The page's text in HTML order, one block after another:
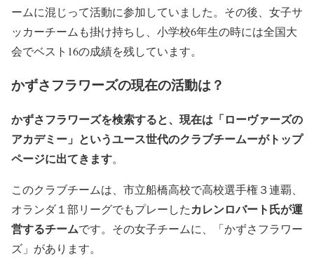
ームに混じって活動に参加していました。その後、女子サ
ッカーチームも掛け持ちし、小学校6年生の時には全国大
会でベスト16の成績を残しています。
かずさフラワーズの現在の活動は？
かずさフラワーズを検索すると、現在は「ローヴァーズの
アカデミー」というユース世代のクラブチームーがトップ
ページに出てきます。
このクラブチームは、市立船橋高校で高校選手権３連覇、
オランダ１部リーグでもプレーしたカレンロバート氏が運
営するチームです。その女子チームに、「かずさフラワー
ズ」があります。